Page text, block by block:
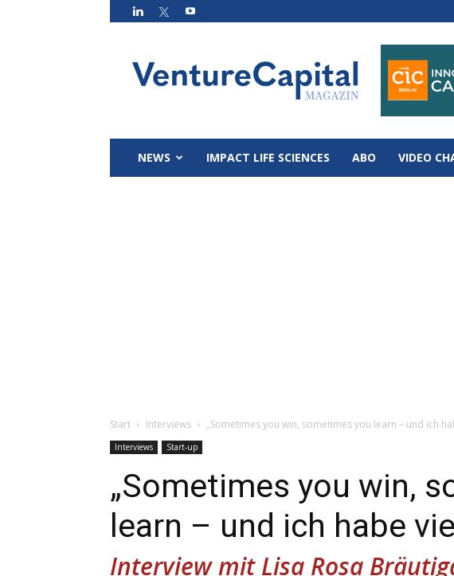
Magazin
NEWS IMPACT LIFE SCIENCES ABO VIDEO
Start Interviews „Sometimes you win, sometimes you learn – und ich
Interviews Start-up
„Sometimes you win,
learn – und ich habe
Interview mit Lisa Rosa